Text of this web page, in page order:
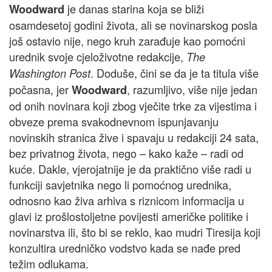
Woodward je danas starina koja se bliži
osamdesetoj godini života, ali se novinarskog posla
još ostavio nije, nego kruh zarađuje kao pomoćni
urednik svoje cjeloživotne redakcije, The
Washington Post. Doduše, čini se da je ta titula više
počasna, jerWoodward, razumljivo, više nije jedan
od onih novinara koji zbog vječite trke za vijestima i
obveze prema svakodnevnom ispunjavanju
novinskih stranica žive i spavaju u redakciji 24 sata,
bez privatnog života, nego – kako kaže – radi od
kuće. Dakle, vjerojatnije je da praktično više radi u
funkciji savjetnika nego li pomoćnog urednika,
odnosno kao živa arhiva s riznicom informacija u
glavi iz prošlostoljetne povijesti američke politike i
novinarstva ili, što bi se reklo, kao mudri Tiresija koji
konzultira uredničko vodstvo kada se nađe pred
težim odlukama.